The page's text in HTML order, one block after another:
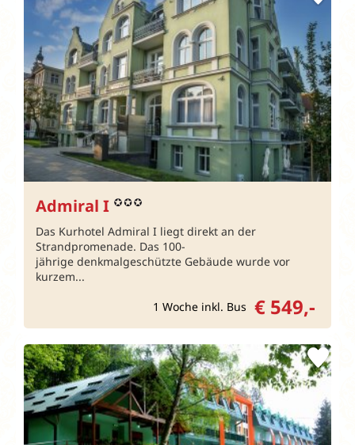
Admiral I
Das Kurhotel Admiral I liegt direkt an der
Strandpromenade. Das 100-
jährige denkmalgeschützte Gebäude wurde vor
kurzem...
1 Woche inkl. Bus € 549,-